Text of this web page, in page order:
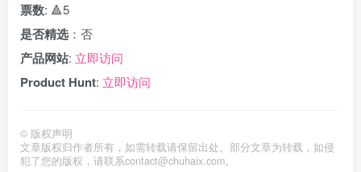
票数: 🔺5
是否精选 ：否
产品网站: 立即访问
Product Hunt: 立即访问
© 版权声明
文章版权归作者所有，如需转载请保留出处。部分文章为转载，如侵
犯了您的版权，请联系contact@chuhaix.com。